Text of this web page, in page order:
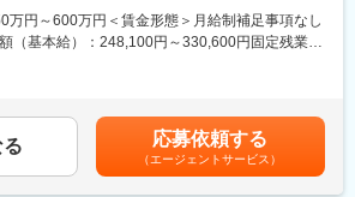
踏まえ、どうすれば現実の世界で表現できるか
方をイチから考えたり、既製品を選定して購入
いて業者に発注したり、制作～撤収までを担当
万円～600万円＜賃金形態＞月給制補足事項なし
（基本給）：248,100円～330,600円固定残業手
収であり、年齢・経験により多少前後します。■
与：年2回（9月、3月）賃金はあくまでも目安の
を通じて上下する可能性があります。月給(月額)
た表記です。
応募依頼する
（エージェントサービス）